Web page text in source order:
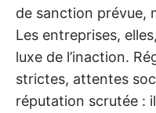
de sanction prévue,
Les entreprises,
luxe de l’inaction.
strictes, attentes
réputation scrutée :